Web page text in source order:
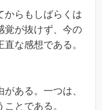
からもしばらくは
覚が抜けず、今の
な感想である。
ある。一つは、
とである。